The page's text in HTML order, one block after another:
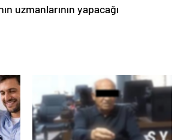
uzmanlarının yapacağı